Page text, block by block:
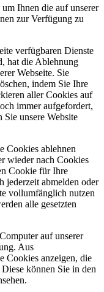
Ihnen die auf unserer
zur Verfügung zu
verfügbaren Dienste
hat die Ablehnung
Webseite. Sie
indem Sie Ihre
aller Cookies auf
immer aufgefordert,
unsere Website
Cookies ablehnen
wieder nach Cookies
Cookie für Ihre
jederzeit abmelden oder
vollumfänglich nutzen
alle gesetzten
auf unserer
Aus
Cookies anzeigen, die
können Sie in den